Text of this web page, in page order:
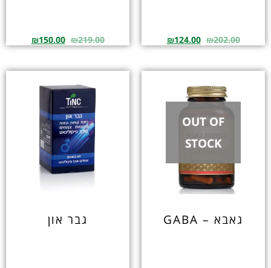
₪202.00
₪124.00
₪219.00
₪150.00
OUT OF
STOCK
גאבא – GABA גבר און